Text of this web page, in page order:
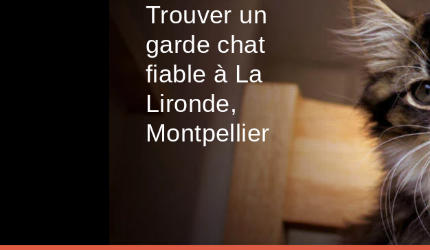
Trouver un
garde chat
fiable à La
Lironde,
Montpellier